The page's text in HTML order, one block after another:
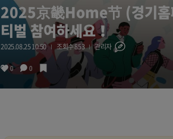
2025京畿Home节 (경기홈
티벌 참여하세요！
2025.08.25 10:50 조회수 853 관리자
0 0